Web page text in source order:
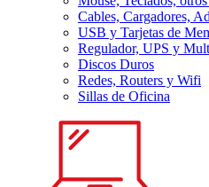
Cables, Cargadores,
USB y Tarjetas de
Regulador, UPS y
Discos Duros
Redes, Routers y Wifi
Sillas de Oficina